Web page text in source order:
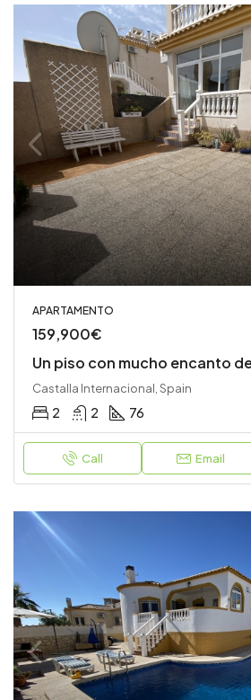
APARTAMENTO
159,900€
Castalla Internacional, Spain
2 2 76
Call Email